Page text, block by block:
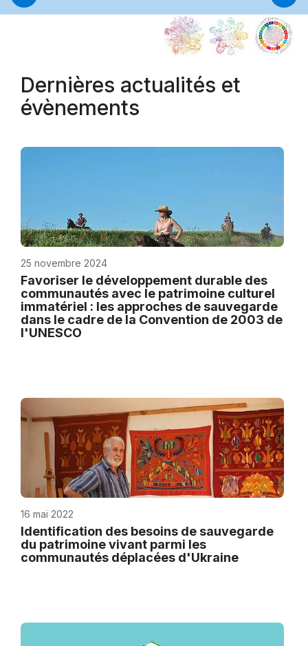
Dernières actualités et
évènements
25 novembre 2024
Favoriser le développement durable des
communautés avec le patrimoine culturel
immatériel : les approches de sauvegarde
dans le cadre de la Convention de 2003 de
l'UNESCO
16 mai 2022
Identification des besoins de sauvegarde
du patrimoine vivant parmi les
communautés déplacées d'Ukraine